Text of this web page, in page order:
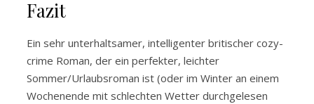
Fazit
Ein sehr unterhaltsamer, intelligenter britischer cozy-
crime Roman, der ein perfekter, leichter
Sommer/Urlaubsroman ist (oder im Winter an einem
Wochenende mit schlechten Wetter durchgelesen